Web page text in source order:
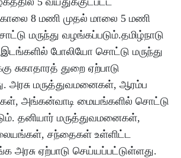
8 மணி முதல் மாலை 5 மணி
மருந்து வழங்கப்படும்.தமிழ்நாடு
இடங்களில் போலியோ சொட்டு மருந்து
சுகாதாரத் துறை ஏற்பாடு
அரசு மருத்துவமனைகள், ஆரம்ப
அங்கன்வாடி மையங்களில் சொட்டு
தனியார் மருத்துவமனைகள்,
சந்தைகள் உள்ளிட்ட
அரசு ஏற்பாடு செய்யப்பட்டுள்ளது.